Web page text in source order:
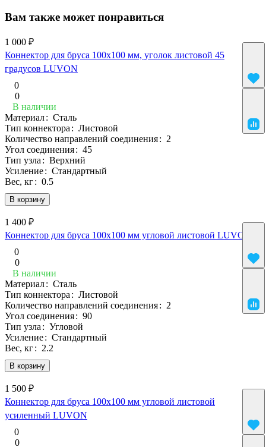
Вам также может понравиться
1 000 ₽
Коннектор для бруса 100х100 мм, уголок листовой 45
градусов LUVON
0
0
В наличии
В корзину
Материал: Сталь
Тип коннектора : Листовой
Количество направлений соединения: 2
Угол соединения: 45
Тип узла : Верхний
Усиление: Стандартный
Вес, кг: 0.5
1 400 ₽
Коннектор для бруса 100х100 мм угловой листовой LUVON
0
0
В наличии
В корзину
Материал: Сталь
Тип коннектора : Листовой
Количество направлений соединения: 2
Угол соединения: 90
Тип узла : Угловой
Усиление: Стандартный
Вес, кг: 2.2
1 500 ₽
Коннектор для бруса 100х100 мм угловой листовой
усиленный LUVON
0
0